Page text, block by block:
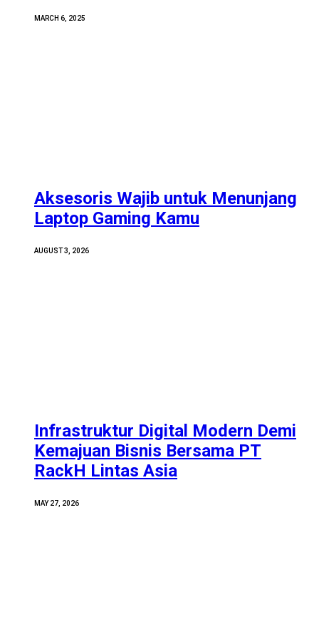
MARCH 6, 2025
Aksesoris Wajib untuk Menunjang
Laptop Gaming Kamu
AUGUST 3, 2026
Infrastruktur Digital Modern Demi
Kemajuan Bisnis Bersama PT
RackH Lintas Asia
MAY 27, 2026